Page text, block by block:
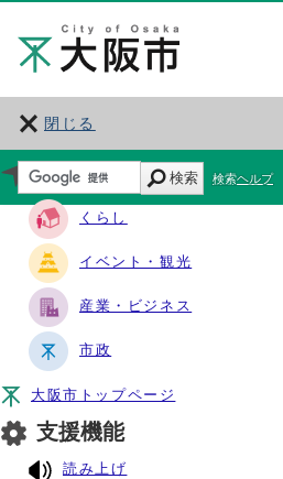
閉じる
サイト・ナビ
くらし
イベント・観光
産業・ビジネス
市政
大阪市トップページ
支援機能
読み上げ
検索 検索ヘルプ